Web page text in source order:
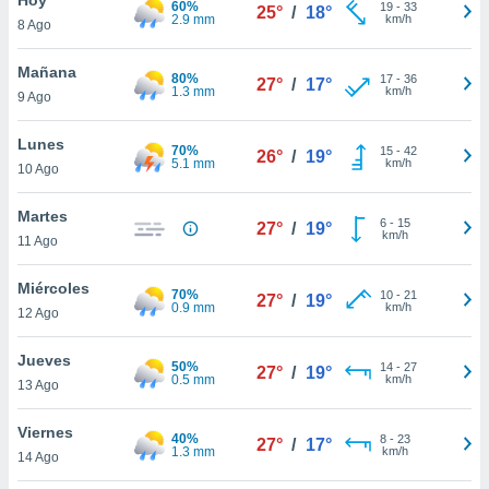
y
en
más
de
8 Ago
60%
2.9 mm
25° / 18° 19- 33
km/h
Mañana
9 Ago
80%
1.3 mm
27° / 17° 17- 36
km/h
Lunes
10 Ago
70%
5.1 mm
26° / 19° 15- 42
km/h
Martes
11 Ago
27° / 19° 6- 15
km/h
Miércoles
12 Ago
70%
0.9 mm
27° / 19° 10- 21
km/h
Jueves
13 Ago
50%
0.5 mm
27° / 19° 14- 27
km/h
Viernes
14 Ago
40%
1.3 mm
27° / 17° 8- 23
km/h